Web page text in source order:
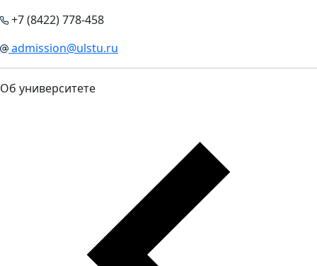
+7 (8422) 778-458
admission@ulstu.ru
Об университете